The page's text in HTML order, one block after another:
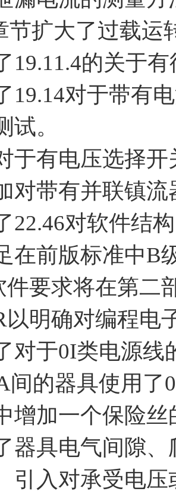
节扩大了过载运
19.11.4的关于
19.14对于带有
试。
于有电压选择
对带有并联镇
22.46对软件结
在前版标准中B
件要求将在第二
以明确对编程电
对于0I类电源线
间的器具使用了
增加一个保险丝
器具电气间隙
引入对承受电